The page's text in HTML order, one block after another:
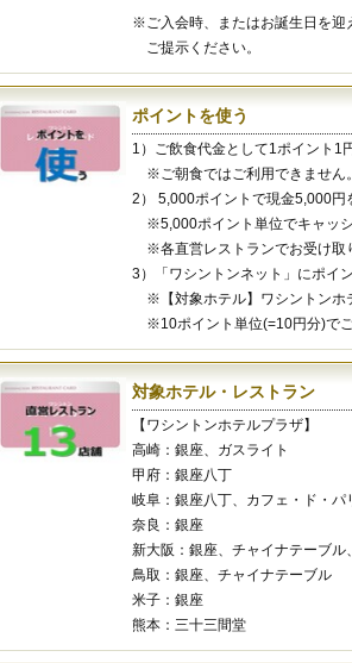
※ご入会時、またはお誕生日を迎
ご提示ください。
ポイントを使う
1）ご飲食代金として1ポイント1
※ご朝食ではご利用できません。
2） 5,000ポイントで現金5,000円
※5,000ポイント単位でキャッシ
※各直営レストランでお受け取
3）「ワシントンネット」にポイ
※【対象ホテル】ワシントンホ
※10ポイント単位(=10円分)でご
対象ホテル・レストラン
【ワシントンホテルプラザ】
高崎：銀座、ガスライト
甲府：銀座八丁
岐阜：銀座八丁、カフェ・ド・パ
奈良：銀座
新大阪：銀座、チャイナテーブル
鳥取：銀座、チャイナテーブル
米子：銀座
熊本：三十三間堂